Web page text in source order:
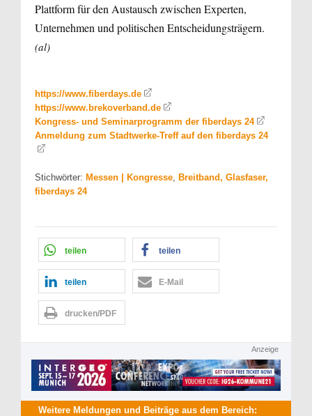
Plattform für den Austausch zwischen Experten,
Unternehmen und politischen Entscheidungsträgern.
(al)
https://www.fiberdays.de
https://www.brekoverband.de
Kongress- und Seminarprogramm der fiberdays 24
Anmeldung zum Stadtwerke-Treff auf den fiberdays 24
Stichwörter: Messen | Kongresse Breitband, Glasfaser,
fiberdays 24
teilen teilen
teilen E-Mail
drucken/PDF
Anzeige
Weitere Meldungen und Beiträge aus dem Bereich: